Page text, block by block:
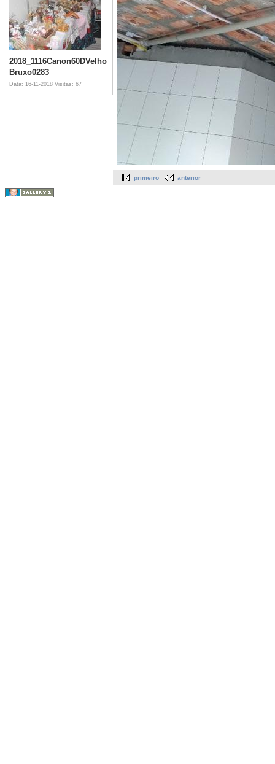
2018_1116Canon60DVelho
Bruxo0283
Data: 16-11-2018 Visitas: 67
primeiro anterior